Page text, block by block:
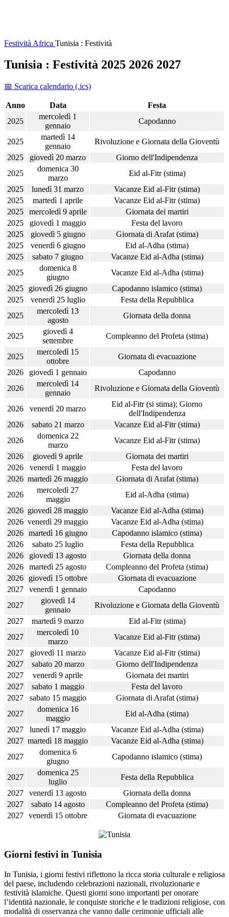
Festività Africa Tunisia : Festività
Tunisia : Festività 2025 2026 2027
📅 Scarica calendario (.ics)
Anno Data
Festa
2025
mercoledì 1
gennaio
Capodanno
2025
martedì 14
gennaio
Rivoluzione e Giornata della Gioventù
2025
giovedì 20 marzo
Giorno dell'Indipendenza
2025
domenica 30
marzo
Eid al-Fitr (stima)
2025
lunedì 31 marzo
Vacanze Eid al-Fitr (stima)
2025
martedì 1 aprile
Vacanze Eid al-Fitr (stima)
2025
mercoledì 9 aprile
Giornata dei martiri
2025
giovedì 1 maggio
Festa del lavoro
2025
giovedì 5 giugno
Giornata di Arafat (stima)
2025
venerdì 6 giugno
Eid al-Adha (stima)
2025
sabato 7 giugno
Vacanze Eid al-Adha (stima)
2025
domenica 8
giugno
Vacanze Eid al-Adha (stima)
2025
giovedì 26 giugno
Capodanno islamico (stima)
2025
venerdì 25 luglio
Festa della Repubblica
2025
mercoledì 13
agosto
Giornata della donna
2025
giovedì 4
settembre
Compleanno del Profeta (stima)
2025
mercoledì 15
ottobre
Giornata di evacuazione
2026
giovedì 1 gennaio
Capodanno
2026
mercoledì 14
gennaio
Rivoluzione e Giornata della Gioventù
2026 venerdì 20 marzo
Eid al-Fitr (si stima); Giorno
dell'Indipendenza
2026
sabato 21 marzo
Vacanze Eid al-Fitr (stima)
2026
domenica 22
marzo
Vacanze Eid al-Fitr (stima)
2026
giovedì 9 aprile
Giornata dei martiri
2026
venerdì 1 maggio
Festa del lavoro
2026 martedì 26 maggio
Giornata di Arafat (stima)
2026
mercoledì 27
maggio
Eid al-Adha (stima)
2026 giovedì 28 maggio
Vacanze Eid al-Adha (stima)
2026 venerdì 29 maggio
Vacanze Eid al-Adha (stima)
2026 martedì 16 giugno
Capodanno islamico (stima)
2026
sabato 25 luglio
Festa della Repubblica
2026
giovedì 13 agosto
Giornata della donna
2026
martedì 25 agosto
Compleanno del Profeta (stima)
2026
giovedì 15 ottobre
Giornata di evacuazione
2027
venerdì 1 gennaio
Capodanno
2027
giovedì 14
gennaio
Rivoluzione e Giornata della Gioventù
2027
martedì 9 marzo
Eid al-Fitr (stima)
2027
mercoledì 10
marzo
Vacanze Eid al-Fitr (stima)
2027
giovedì 11 marzo
Vacanze Eid al-Fitr (stima)
2027
sabato 20 marzo
Giorno dell'Indipendenza
2027
venerdì 9 aprile
Giornata dei martiri
2027
sabato 1 maggio
Festa del lavoro
2027
sabato 15 maggio
Giornata di Arafat (stima)
2027
domenica 16
maggio
Eid al-Adha (stima)
2027
lunedì 17 maggio
Vacanze Eid al-Adha (stima)
2027 martedì 18 maggio
Vacanze Eid al-Adha (stima)
2027
domenica 6
giugno
Capodanno islamico (stima)
2027
domenica 25
luglio
Festa della Repubblica
2027
venerdì 13 agosto
Giornata della donna
2027
sabato 14 agosto
Compleanno del Profeta (stima)
2027 venerdì 15 ottobre Giornata di evacuazione
Giorni festivi in Tunisia
In Tunisia, i giorni festivi riflettono la ricca storia culturale e religiosa
del paese, includendo celebrazioni nazionali, rivoluzionarie e
festività islamiche. Questi giorni sono importanti per onorare
l’identità nazionale, le conquiste storiche e le tradizioni religiose, con
modalità di osservanza che vanno dalle cerimonie ufficiali alle